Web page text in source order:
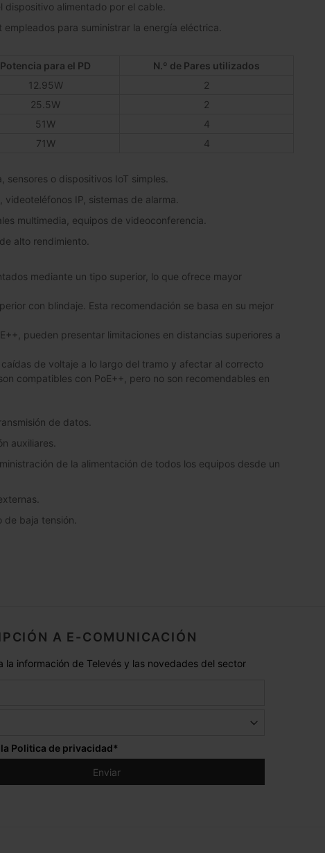
alimentado por el cable.
para suministrar la energía eléctrica.
Potencia para el PD
N.º de Pares utilizados
12.95W
2
25.5W 2
51W
4
71W
4
o dispositivos IoT simples.
IP, sistemas de alarma.
multimedia, equipos de videoconferencia.
alto rendimiento.
mediante un tipo superior, lo que ofrece mayor
con blindaje. Esta recomendación se basa en su mejor
pueden presentar limitaciones en distancias superiores a
de voltaje a lo largo del tramo y afectar al correcto
compatibles con PoE++, pero no son recomendables en
de datos.
auxiliares.
de la alimentación de todos los equipos desde un
baja tensión.
A E-COMUNICACIÓN
la información de Televés y las novedades del sector
Politica de privacidad*